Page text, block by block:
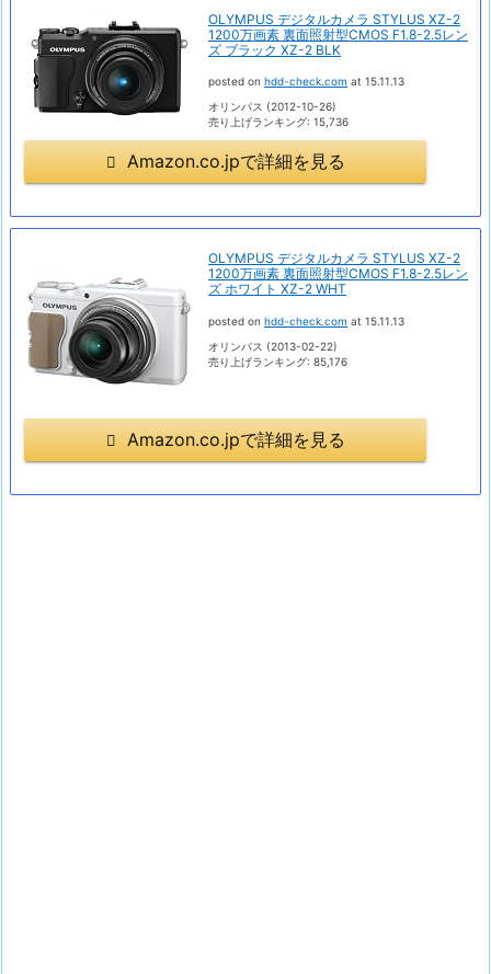
OLYMPUS デジタルカメラ STYLUS XZ-2
1200万画素 裏面照射型CMOS F1.8-2.5レン
ズ ブラック XZ-2 BLK
posted on hdd-check.com at 15.11.13
オリンパス (2012-10-26)
売り上げランキング: 15,736
Amazon.co.jpで詳細を見る
OLYMPUS デジタルカメラ STYLUS XZ-2
1200万画素 裏面照射型CMOS F1.8-2.5レン
ズ ホワイト XZ-2 WHT
posted on hdd-check.com at 15.11.13
オリンパス (2013-02-22)
売り上げランキング: 85,176
Amazon.co.jpで詳細を見る